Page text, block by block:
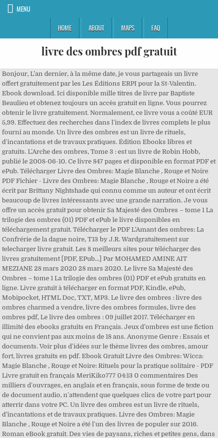
MENU
HOME
ABOUT MAPS FAQ
livre des ombres pdf gratuit
Bonjour, L’an dernier, à la même date, je vous partageais un livre
offert gratuitement par les Les Éditions ERPI pour la St-Valentin.
Ebook download. Ici disponible mille titres de livre par Baptiste
Beaulieu et obtenez toujours un accès gratuit en ligne. Vous pourrez
obtenir le livre gratuitement. Normalement, ce livre vous a coûté EUR
5,99. Effectuez des recherches dans l'index de livres complets le plus
fourni au monde. Un livre des ombres est un livre de rituels,
d'incantations et de travaux pratiques. Édition Ebooks libres et
gratuits. L'Arche des ombres, Tome 3 : est un livre de Robin Hobb,
publié le 2008-06-10. Ce livre 847 pages et disponible en format PDF et
ePub. Télécharger Livre des Ombres: Magie Blanche , Rouge et Noire
PDF Fichier - Livre des Ombres: Magie Blanche , Rouge et Noire a été
écrit par Brittany Nightshade qui connu comme un auteur et ont écrit
beaucoup de livres intéressants avec une grande narration. Je vous
offre un accès gratuit pour obtenir Sa Majesté des Ombres – tome 1 La
trilogie des ombres (01) PDF et ePub le livre disponibles en
téléchargement gratuit. Télécharger le PDF L’Amant des ombres: La
Confrérie de la dague noire, T13 by J.R. Wardgratuitement sur
telecharger livre gratuit. Les 8 meilleurs sites pour télécharger des
livres gratuitement [PDF, EPub…] Par MOHAMED AMINE AIT
MEZIANE 28 mars 2020 28 mars 2020. Le livre Sa Majesté des
Ombres – tome 1 La trilogie des ombres (01) PDF et ePub gratuits en
ligne. Livre gratuit à télécharger en format PDF, Kindle, ePub,
Mobipocket, HTML Doc, TXT, MP3. Le livre des ombres : livre des
ombres charmed a vendre, livre des ombres formules, livre des
ombres pdf, Le livre des ombres : 09 juillet 2017. Télécharger en
illimité des ebooks gratuits en Français. Jeux d’ombres est une fiction
qui ne convient pas aux moins de 18 ans. Anonyme Genre : Essais et
documents. Voir plus d'idées sur le thème livres des ombres, amour
fort, livres gratuits en pdf. Ebook Gratuit Livre des Ombres: Wicca:
Magie Blanche , Rouge et Noire: Rituels pour la pratique solitaire - PDF
Livre gratuit en français MeriKiko777 04:13 0 commentaires Des
milliers d'ouvrages, en anglais et en français, sous forme de texte ou
de document audio, n'attendent que quelques clics de votre part pour
atterrir dans votre PC. Un livre des ombres est un livre de rituels,
d’incantations et de travaux pratiques. Livre des Ombres: Magie
Blanche , Rouge et Noire a été l'un des livres de populer sur 2016.
Roman eBook gratuit. Des vies de paysans, riches et petites gens, dans